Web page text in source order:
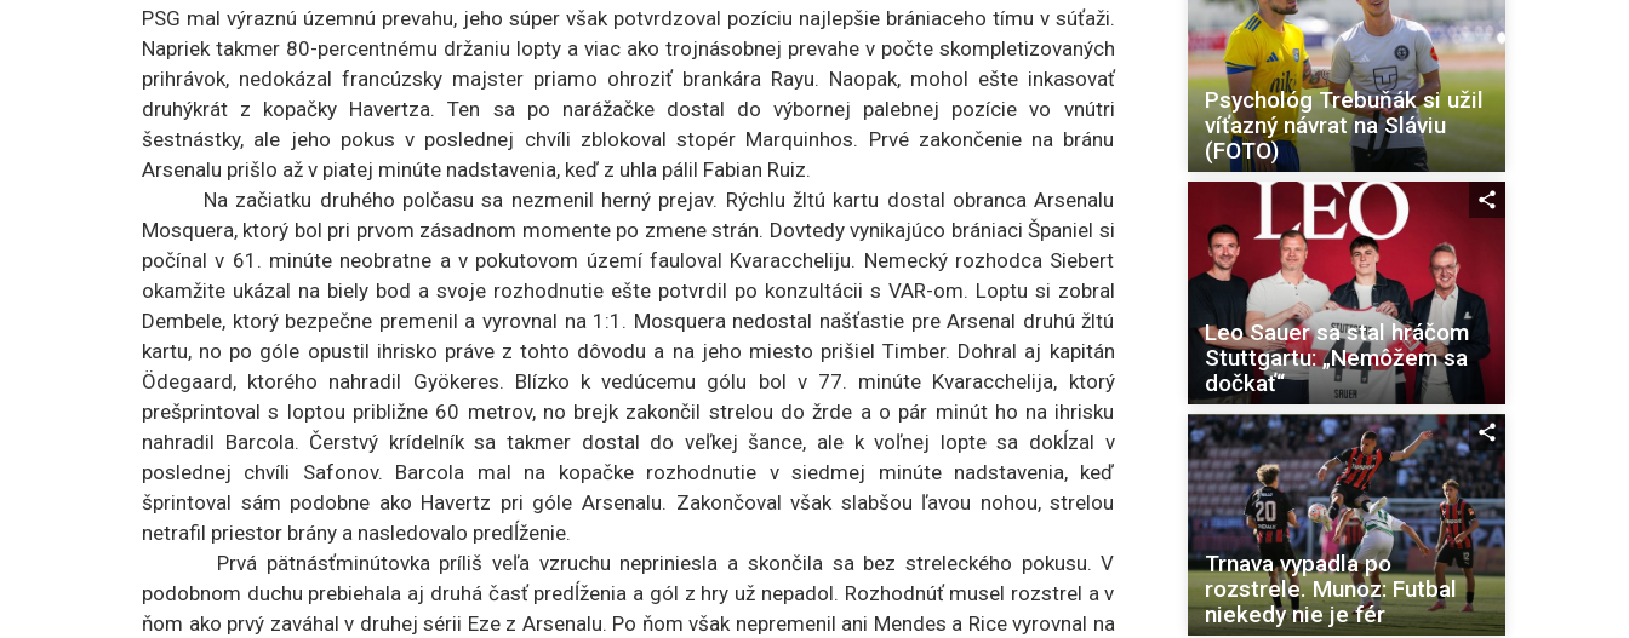
PSG mal výraznú územnú prevahu, jeho súper však potvrdzoval pozíciu najlepšie brániaceho tímu v súťaži.
Napriek takmer 80-percentnému držaniu lopty a viac ako trojnásobnej prevahe v počte skompletizovaných
prihrávok, nedokázal francúzsky majster priamo ohroziť brankára Rayu. Naopak, mohol ešte inkasovať
druhýkrát z kopačky Havertza. Ten sa po narážačke dostal do výbornej palebnej pozície vo vnútri
šestnástky, ale jeho pokus v poslednej chvíli zblokoval stopér Marquinhos. Prvé zakončenie na bránu
Arsenalu prišlo až v piatej minúte nadstavenia, keď z uhla pálil Fabian Ruiz.
Na začiatku druhého polčasu sa nezmenil herný prejav. Rýchlu žltú kartu dostal obranca Arsenalu
Mosquera, ktorý bol pri prvom zásadnom momente po zmene strán. Dovtedy vynikajúco brániaci Španiel si
počínal v 61. minúte neobratne a v pokutovom území fauloval Kvaraccheliju. Nemecký rozhodca Siebert
okamžite ukázal na biely bod a svoje rozhodnutie ešte potvrdil po konzultácii s VAR-om. Loptu si zobral
Dembele, ktorý bezpečne premenil a vyrovnal na 1:1. Mosquera nedostal našťastie pre Arsenal druhú žltú
kartu, no po góle opustil ihrisko práve z tohto dôvodu a na jeho miesto prišiel Timber. Dohral aj kapitán
Ödegaard, ktorého nahradil Gyökeres. Blízko k vedúcemu gólu bol v 77. minúte Kvaracchelija, ktorý
prešprintoval s loptou približne 60 metrov, no brejk zakončil strelou do žrde a o pár minút ho na ihrisku
nahradil Barcola. Čerstvý krídelník sa takmer dostal do veľkej šance, ale k voľnej lopte sa dokĺzal v
poslednej chvíli Safonov. Barcola mal na kopačke rozhodnutie v siedmej minúte nadstavenia, keď
šprintoval sám podobne ako Havertz pri góle Arsenalu. Zakončoval však slabšou ľavou nohou, strelou
netrafil priestor brány a nasledovalo predĺženie.
Prvá pätnásťminútovka príliš veľa vzruchu nepriniesla a skončila sa bez streleckého pokusu. V
podobnom duchu prebiehala aj druhá časť predĺženia a gól z hry už nepadol. Rozhodnúť musel rozstrel a v
ňom ako prvý zaváhal v druhej sérii Eze z Arsenalu. Po ňom však nepremenil ani Mendes a Rice vyrovnal na
Psychológ Trebuňák si užil
víťazný návrat na Sláviu
(FOTO)
Leo Sauer sa stal hráčom
Stuttgartu: „Nemôžem sa
dočkať“
Trnava vypadla po
rozstrele. Munoz: Futbal
niekedy nie je fér